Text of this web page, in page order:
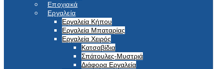
Εποχιακά
Εργαλεία
Εργαλεία Κήπου
Εργαλεία Μπαταρίας
Εργαλεία Χειρός
Κατσαβίδια
Σπάτουλες-Μυστριά
Διάφορα Εργαλεία